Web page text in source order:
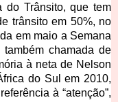
do Trânsito, que tem
trânsito em 50%, no
em maio a Semana
chamada de
à neta de Nelson
do Sul em 2010,
à “atenção”,